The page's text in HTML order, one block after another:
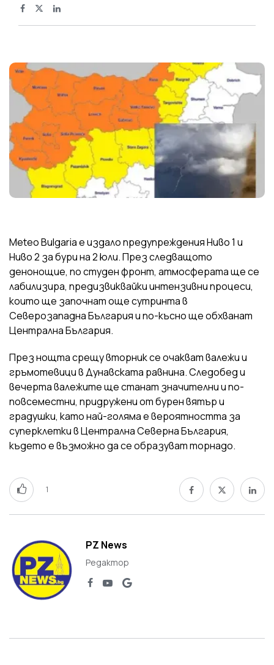
Meteo Bulgaria е издало предупреждения Ниво 1 и
Ниво 2 за бури на 2 юли. През следващото
денонощие, по студен фронт, атмосферата ще се
лабилизира, предизвиквайки интензивни процеси,
които ще започнат още сутринта в
Северозападна България и по-късно ще обхванат
Централна България.
През нощта срещу вторник се очакват валежи и
гръмотевици в Дунавската равнина. Следобед и
вечерта валежите ще станат значителни и по-
повсеместни, придружени от бурен вятър и
градушки, като най-голяма е вероятността за
суперклетки в Централна Северна България,
където е възможно да се образуват торнадо.
1
PZ News
Редактор